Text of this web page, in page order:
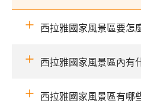
西拉雅國家風景區要怎
西拉雅國家風景區內有
西拉雅國家風景區有哪